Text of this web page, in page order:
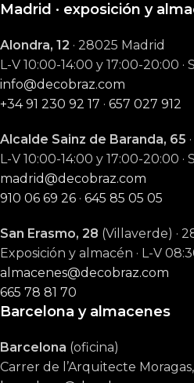
Madrid · exposición y
Alondra, 12 · 28025 Madrid
L-V 10:00-14:00 y 17:00-20:00 ·
info@decobraz.com
+34 91 230 92 17 · 657 027 912
Alcalde Sainz de Baranda, 65
L-V 10:00-14:00 y 17:00-20:00 ·
madrid@decobraz.com
910 06 69 26 · 645 85 05 05
San Erasmo, 28 (Villaverde) ·
Exposición y almacén · L-V
almacenes@decobraz.com
665 78 81 70
Barcelona y almacenes
Barcelona (oficina)
Carrer de l’Arquitecte